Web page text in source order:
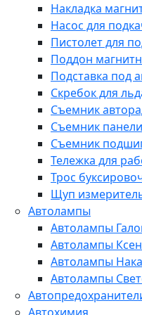
Накладка
Насос для
Пистолет для
Поддон
Подставка под
Скребок для
Съемник
Съемник
Съемник
Тележка для
Трос
Щуп
Автолампы
Автолампы
Автолампы
Автолампы
Автолампы